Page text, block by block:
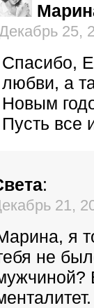
25,
Спасибо,
любви, а
Новым
Пусть все
:
21,
я
не